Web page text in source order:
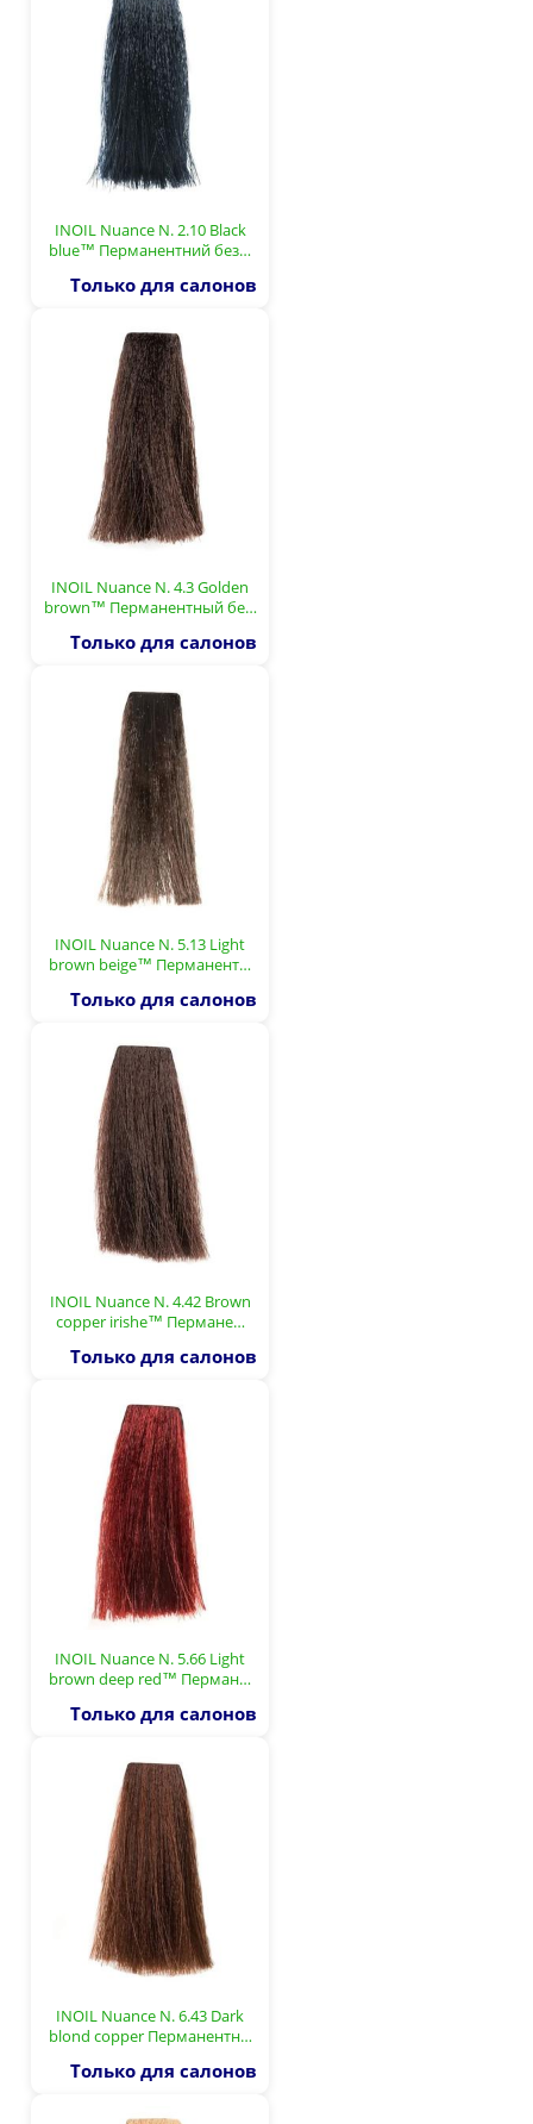
INOIL Nuance N. 2.10 Black
blue™ Перманентний без…
Только для салонов
INOIL Nuance N. 4.3 Golden
brown™ Перманентный бе…
Только для салонов
INOIL Nuance N. 5.13 Light
brown beige™ Перманент…
Только для салонов
INOIL Nuance N. 4.42 Brown
copper irishe™ Пермане…
Только для салонов
INOIL Nuance N. 5.66 Light
brown deep red™ Перман…
Только для салонов
INOIL Nuance N. 6.43 Dark
blond copper Перманентн…
Только для салонов